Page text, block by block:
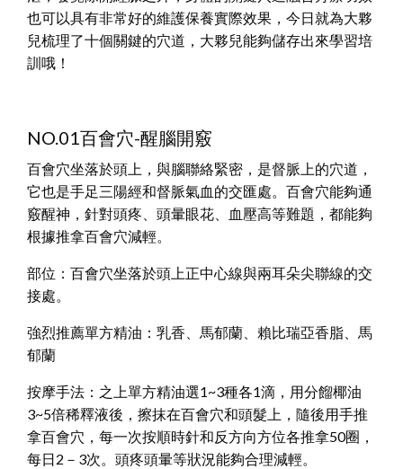
也可以具有非常好的維護保養實際效果，今日就為大夥
兒梳理了十個關鍵的穴道，大夥兒能夠儲存出來學習培
訓哦！
NO.01百會穴-醒腦開竅
百會穴坐落於頭上，與腦聯絡緊密，是督脈上的穴道，
它也是手足三陽經和督脈氣血的交匯處。百會穴能夠通
竅醒神，針對頭疼、頭暈眼花、血壓高等難題，都能夠
根據推拿百會穴減輕。
部位：百會穴坐落於頭上正中心線與兩耳朵尖聯線的交
接處。
強烈推薦單方精油：乳香、馬郁蘭、賴比瑞亞香脂、馬
郁蘭
按摩手法：之上單方精油選1~3種各1滴，用分餾椰油
3~5倍稀釋液後，擦抹在百會穴和頭髮上，隨後用手推
拿百會穴，每一次按順時針和反方向方位各推拿50圈，
每日2－3次。頭疼頭暈等狀況能夠合理減輕。